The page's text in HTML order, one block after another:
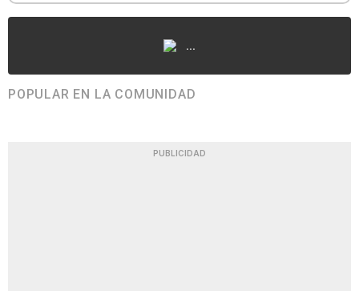
...
POPULAR EN LA COMUNIDAD
PUBLICIDAD